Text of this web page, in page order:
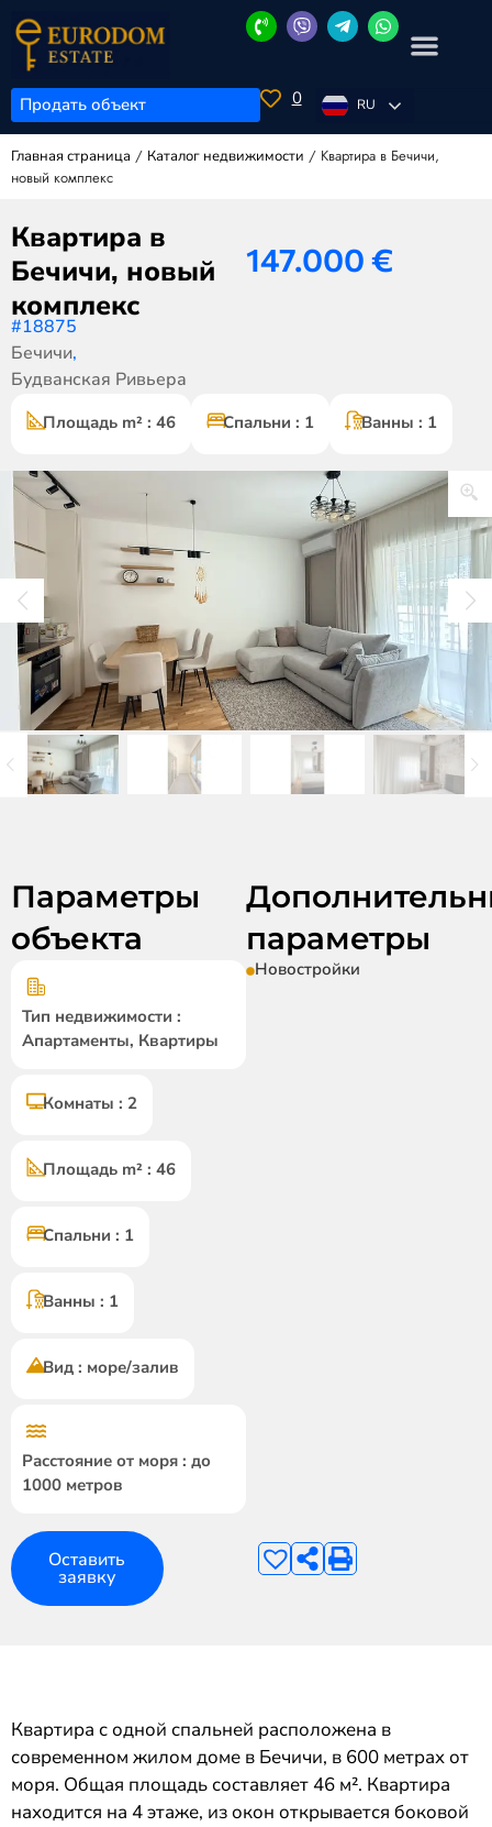
Продать объект 0 RU
Главная страница / Каталог недвижимости / Квартира в Бечичи,
новый комплекс
Квартира в
Бечичи, новый
комплекс
#18875
Бечичи,
Будванская Ривьера
147.000 €
Площадь m² : 46 Спальни : 1 Ванны : 1
Параметры
объекта
Тип недвижимости :
Апартаменты, Квартиры
Комнаты : 2
Площадь m² : 46
Спальни : 1
Ванны : 1
Вид : море/залив
Расстояние от моря : до
1000 метров
параметры
Новостройки
Оставить
заявку
Квартира с одной спальней расположена в
современном жилом доме в Бечичи, в 600 метрах от
моря. Общая площадь составляет 46 м². Квартира
находится на 4 этаже, из окон открывается боковой